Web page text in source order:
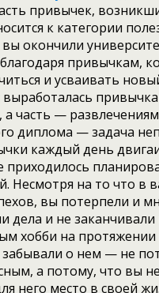
привычек,
к категории
окончили
привычкам,
и усваивать
выработалась
а часть —
диплома — задача
каждый день
приходилось
Несмотря на то что в
вы потерпели и
дела и не заканчивали
хобби на
забывали о нем — не
а потому, что вы
него место в своей